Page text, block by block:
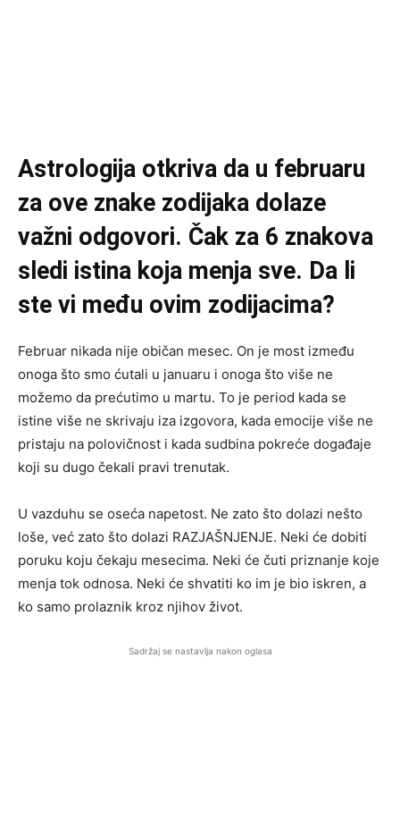
Astrologija otkriva da u februaru
za ove znake zodijaka dolaze
važni odgovori. Čak za 6 znakova
sledi istina koja menja sve. Da li
ste vi među ovim zodijacima?
Februar nikada nije običan mesec. On je most između
onoga što smo ćutali u januaru i onoga što više ne
možemo da prećutimo u martu. To je period kada se
istine više ne skrivaju iza izgovora, kada emocije više ne
pristaju na polovičnost i kada sudbina pokreće događaje
koji su dugo čekali pravi trenutak.
U vazduhu se oseća napetost. Ne zato što dolazi nešto
loše, već zato što dolazi RAZJAŠNJENJE. Neki će dobiti
poruku koju čekaju mesecima. Neki će čuti priznanje koje
menja tok odnosa. Neki će shvatiti ko im je bio iskren, a
ko samo prolaznik kroz njihov život.
Sadržaj se nastavlja nakon oglasa